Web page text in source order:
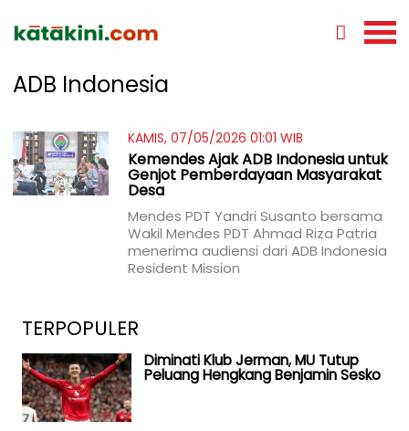
ADB Indonesia
KAMIS, 07/05/2026 01:01 WIB
Kemendes Ajak ADB Indonesia untuk
Genjot Pemberdayaan Masyarakat
Desa
Mendes PDT Yandri Susanto bersama
Wakil Mendes PDT Ahmad Riza Patria
menerima audiensi dari ADB Indonesia
Resident Mission
TERPOPULER
Diminati Klub Jerman, MU Tutup
Peluang Hengkang Benjamin Sesko